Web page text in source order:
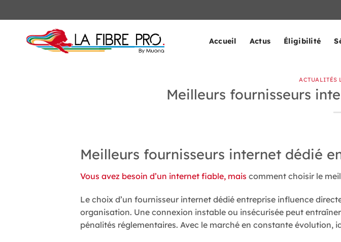
au
Accueil Actus Éligibilité
ACTUALITÉS
Meilleurs fournisseurs
Meilleurs fournisseurs internet dédié
Vous avez besoin d’un internet fiable, mais comment choisir le
Le choix d’un fournisseur internet dédié entreprise influence
organisation. Une connexion instable ou insécurisée peut
pénalités réglementaires. Avec le marché en constante